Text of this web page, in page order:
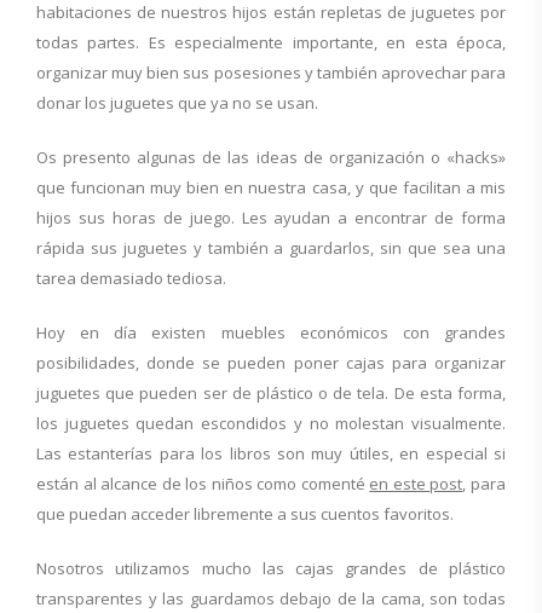
habitaciones de nuestros hijos están repletas de juguetes por
todas partes. Es especialmente importante, en esta época,
organizar muy bien sus posesiones y también aprovechar para
donar los juguetes que ya no se usan.
Os presento algunas de las ideas de organización o «hacks»
que funcionan muy bien en nuestra casa, y que facilitan a mis
hijos sus horas de juego. Les ayudan a encontrar de forma
rápida sus juguetes y también a guardarlos, sin que sea una
tarea demasiado tediosa.
Hoy en día existen muebles económicos con grandes
posibilidades, donde se pueden poner cajas para organizar
juguetes que pueden ser de plástico o de tela. De esta forma,
los juguetes quedan escondidos y no molestan visualmente.
Las estanterías para los libros son muy útiles, en especial si
están al alcance de los niños como comenté en este post, para
que puedan acceder libremente a sus cuentos favoritos.
Nosotros utilizamos mucho las cajas grandes de plástico
transparentes y las guardamos debajo de la cama, son todas